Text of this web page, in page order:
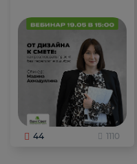
44 1110